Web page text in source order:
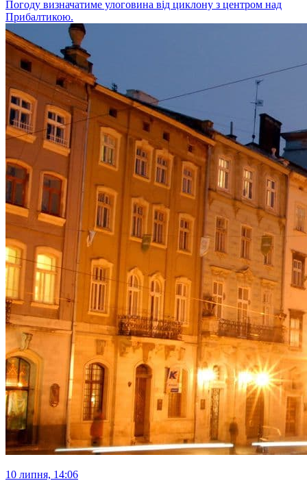
Погоду визначатиме улоговина від циклону з центром над
Прибалтикою.
10 липня, 14:06